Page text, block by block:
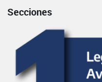
Secciones